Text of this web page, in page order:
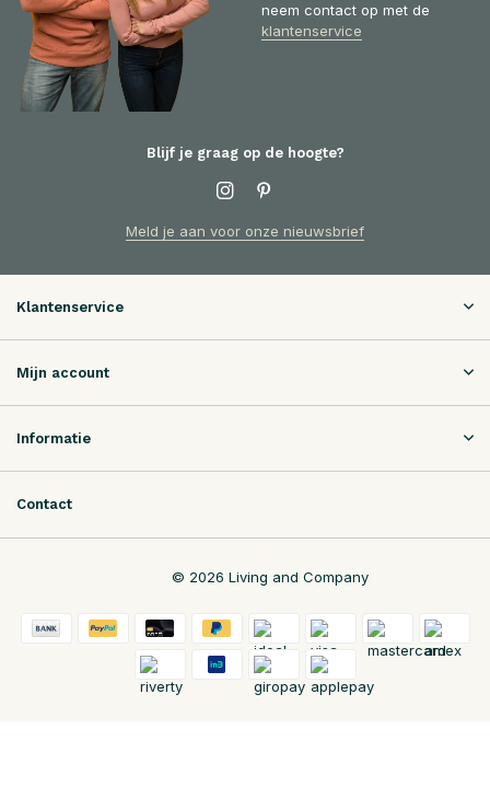
neem contact op met de
klantenservice
Blijf je graag op de hoogte?
Meld je aan voor onze nieuwsbrief
Klantenservice
Mijn account
Informatie
Contact
© 2026 Living and Company